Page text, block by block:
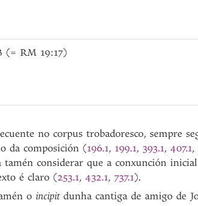
(= RM 19:17)
no corpus trobadoresco, sempre
da composición (196.1, 199.1, 393.1, 407.1,
tamén considerar que a conxunción
é claro (253.1, 432.1, 737.1).
o incipitdunha cantiga de amigo de